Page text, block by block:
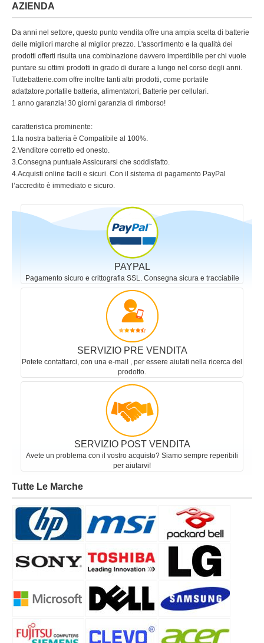
AZIENDA
Da anni nel settore, questo punto vendita offre una ampia scelta di batterie
delle migliori marche al miglior prezzo. L'assortimento e la qualità dei
prodotti offerti risulta una combinazione davvero imperdibile per chi vuole
puntare su ottimi prodotti in grado di durare a lungo nel corso degli anni.
Tuttebatterie.com offre inoltre tanti altri prodotti, come portatile
adattatore,portatile batteria, alimentatori, Batterie per cellulari.
1 anno garanzia! 30 giorni garanzia di rimborso!
caratteristica prominente:
1.la nostra batteria è Compatibile al 100%.
2.Venditore corretto ed onesto.
3.Consegna puntuale Assicurarsi che soddisfatto.
4.Acquisti online facili e sicuri. Con il sistema di pagamento PayPal
l’accredito è immediato e sicuro.
PAYPAL
Pagamento sicuro e crittografia SSL. Consegna sicura e tracciabile
SERVIZIO PRE VENDITA
Potete contattarci, con una e-mail , per essere aiutati nella ricerca del
prodotto.
SERVIZIO POST VENDITA
Avete un problema con il vostro acquisto? Siamo sempre reperibili
per aiutarvi!
Tutte Le Marche